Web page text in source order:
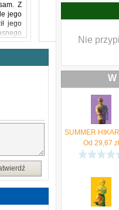
Z
jego
jego
w
Nie
Od 29,67 zł